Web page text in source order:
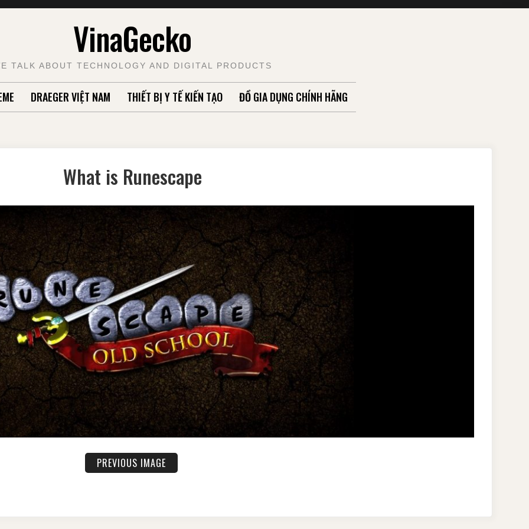
VinaGecko
TALK ABOUT TECHNOLOGY AND DIGITAL PRODUCTS
DRAEGER VIỆT NAM THIẾT BỊ Y TẾ KIẾN TẠO ĐỒ GIA DỤNG CHÍNH HÃNG
What is Runescape
PREVIOUS IMAGE